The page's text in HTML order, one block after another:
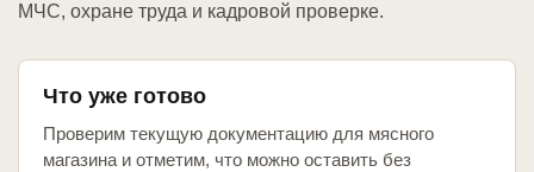
МЧС, охране труда и кадровой проверке.
Что уже готово
Проверим текущую документацию для мясного
магазина и отметим, что можно оставить без